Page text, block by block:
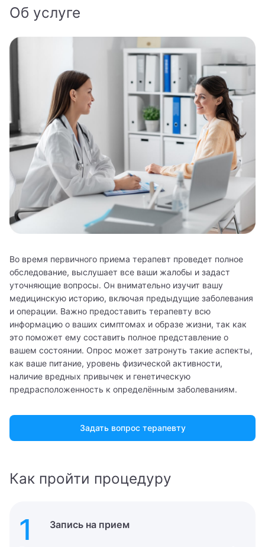
Об услуге
Во время первичного приема терапевт проведет полное
обследование, выслушает все ваши жалобы и задаст
уточняющие вопросы. Он внимательно изучит вашу
медицинскую историю, включая предыдущие заболевания
и операции. Важно предоставить терапевту всю
информацию о ваших симптомах и образе жизни, так как
это поможет ему составить полное представление о
вашем состоянии. Опрос может затронуть такие аспекты,
как ваше питание, уровень физической активности,
наличие вредных привычек и генетическую
предрасположенность к определённым заболеваниям.
Задать вопрос терапевту
Как пройти процедуру
1 Запись на прием